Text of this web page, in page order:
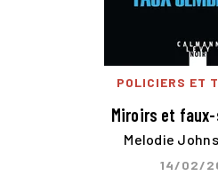
POLICIERS ET
Miroirs et
Melodie
14/02/